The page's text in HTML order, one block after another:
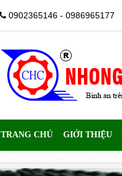
TRANG CHỦ GIỚI THIỆU
0902365146 - 0986965177